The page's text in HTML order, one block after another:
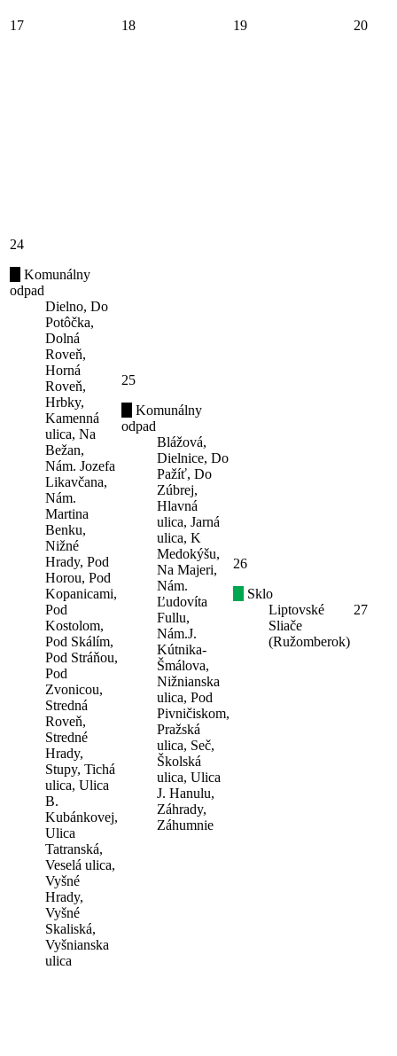
17 18 19 20
24
Komunálny
odpad
Dielno, Do
Potôčka,
Dolná
Roveň,
Horná
Roveň,
Hrbky,
Kamenná
ulica, Na
Bežan,
Nám. Jozefa
Likavčana,
Nám.
Martina
Benku,
Nižné
Hrady, Pod
Horou, Pod
Kopanicami,
Pod
Kostolom,
Pod Skálím,
Pod Stráňou,
Pod
Zvonicou,
Stredná
Roveň,
Stredné
Hrady,
Stupy, Tichá
ulica, Ulica
B.
Kubánkovej,
Ulica
Tatranská,
Veselá ulica,
Vyšné
Hrady,
Vyšné
Skaliská,
Vyšnianska
ulica
25
Komunálny
odpad
Blážová,
Dielnice, Do
Pažíť, Do
Zúbrej,
Hlavná
ulica, Jarná
ulica, K
Medokýšu,
Na Majeri,
Nám.
Ľudovíta
Fullu,
Nám.J.
Kútnika-
Šmálova,
Nižnianska
ulica, Pod
Pivničiskom,
Pražská
ulica, Seč,
Školská
ulica, Ulica
J. Hanulu,
Záhrady,
Záhumnie
26
Sklo
Liptovské
Sliače
(Ružomberok)
27